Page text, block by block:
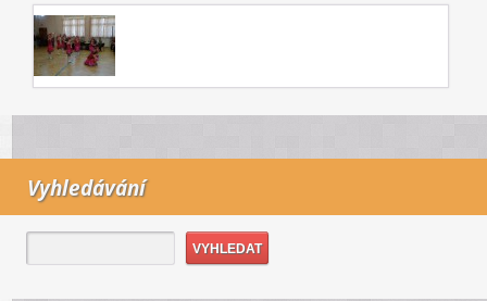
Vyhledávání